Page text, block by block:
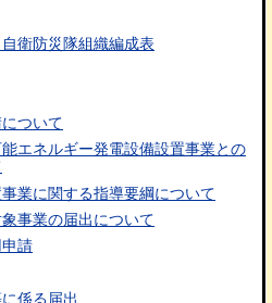
衛防災隊組織編成表
ついて
エネルギー発電設備設置事業との
業に関する指導要綱について
事業の届出について
請
係る届出